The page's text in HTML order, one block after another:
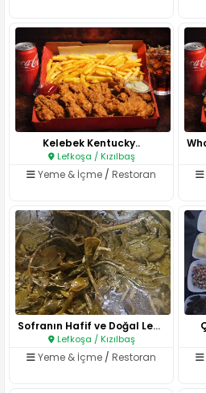
Kelebek Kentucky..
Lefkoşa / Kızılbaş
Yeme & İçme / Restoran
Sofranın Hafif ve Doğal Lezzet..
Lefkoşa / Kızılbaş
Yeme & İçme / Restoran